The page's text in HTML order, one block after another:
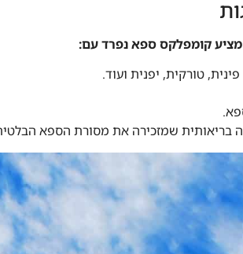
קומפלקס ספא נפרד עם:
טורקית, יפנית ועוד.
בריאותית שמזכירה את מסורת הספא